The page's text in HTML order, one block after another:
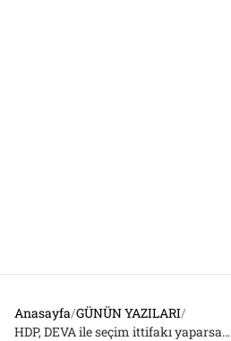
Anasayfa/GÜNÜN YAZILARI/
HDP, DEVA ile seçim ittifakı yaparsa…